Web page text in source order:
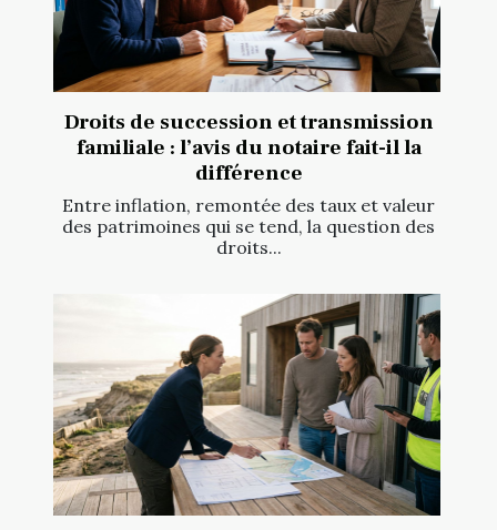
Droits de succession et transmission
familiale : l’avis du notaire fait-il la
différence
Entre inflation, remontée des taux et valeur
des patrimoines qui se tend, la question des
droits...